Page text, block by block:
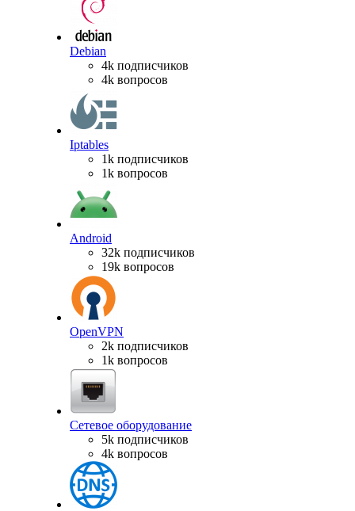
Debian
4k подписчиков
4k вопросов
Iptables
1k подписчиков
1k вопросов
Android
32k подписчиков
19k вопросов
OpenVPN
2k подписчиков
1k вопросов
Сетевое оборудование
5k подписчиков
4k вопросов